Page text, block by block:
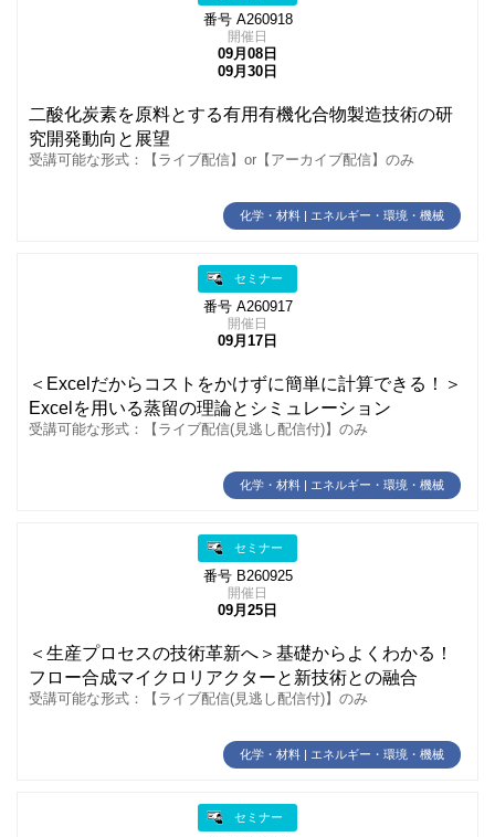
番号 A260918
開催日
09月08日
09月30日
二酸化炭素を原料とする有用有機化合物製造技術の研
究開発動向と展望
受講可能な形式：【ライブ配信】or【アーカイブ配信】のみ
化学・材料 | エネルギー・環境・機械
セミナー
番号 A260917
開催日
09月17日
＜Excelだからコストをかけずに簡単に計算できる！＞
Excelを用いる蒸留の理論とシミュレーション
受講可能な形式：【ライブ配信(見逃し配信付)】のみ
化学・材料 | エネルギー・環境・機械
セミナー
番号 B260925
開催日
09月25日
＜生産プロセスの技術革新へ＞基礎からよくわかる！
フロー合成マイクロリアクターと新技術との融合
受講可能な形式：【ライブ配信(見逃し配信付)】のみ
化学・材料 | エネルギー・環境・機械
セミナー